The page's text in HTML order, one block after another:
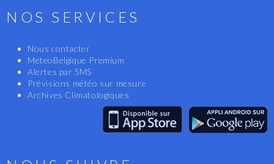
NOS SERVICES
Nous contacter
MeteoBelgique Premium
Alertes par SMS
Prévisions météo sur mesure
Archives Climatologiques